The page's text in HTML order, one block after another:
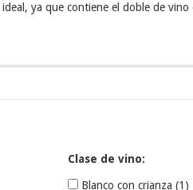
ya que contiene el doble de
Clase de vino:
Blanco con crianza (1)